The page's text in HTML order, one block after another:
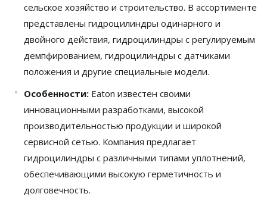
сельское хозяйство и строительство. В ассортименте
представлены гидроцилиндры одинарного и
двойного действия, гидроцилиндры с регулируемым
демпфированием, гидроцилиндры с датчиками
положения и другие специальные модели.
Особенности: Eaton известен своими
инновационными разработками, высокой
производительностью продукции и широкой
сервисной сетью. Компания предлагает
гидроцилиндры с различными типами уплотнений,
обеспечивающими высокую герметичность и
долговечность.